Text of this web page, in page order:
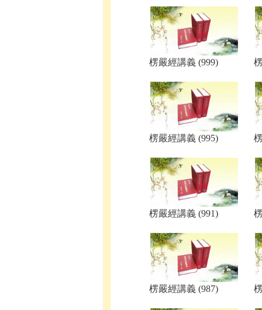
楞嚴經講義 (999)
楞嚴經講義 (995)
楞嚴經講義 (991)
楞嚴經講義 (987)